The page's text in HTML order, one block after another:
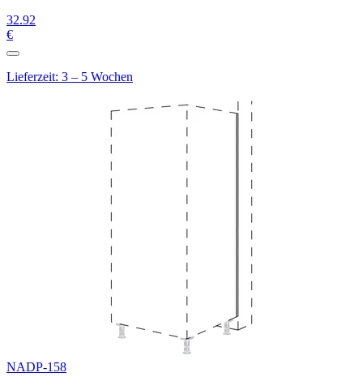
32.92
€
Lieferzeit: 3 – 5 Wochen
NADP-158